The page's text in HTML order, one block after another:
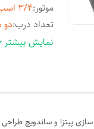
موتور:۳/۴ اسب ، امبراکو اسپانیا
تعداد درب:دو
ابعاد:۱۵۰/۷۰/
نمایش بیشتر
پیتزا و ساندویچ